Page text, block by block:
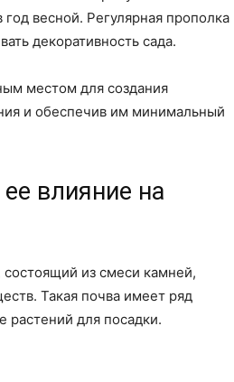
весной. Регулярная прополка
декоративность сада.
местом для создания
и обеспечив им минимальный
влияние на
из смеси камней,
Такая почва имеет ряд
растений для посадки.